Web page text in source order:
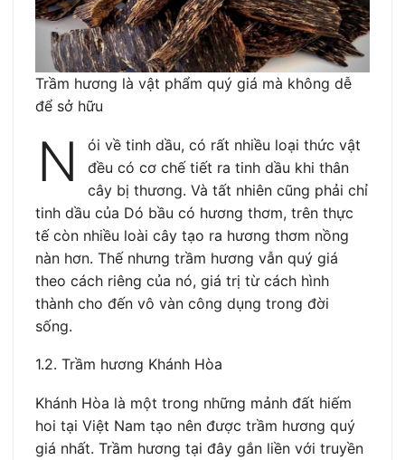
Trầm hương là vật phẩm quý giá mà không dễ
để sở hữu
N
ói về tinh dầu, có rất nhiều loại thức vật
đều có cơ chế tiết ra tinh dầu khi thân
cây bị thương. Và tất nhiên cũng phải chỉ
tinh dầu của Dó bầu có hương thơm, trên thực
tế còn nhiều loài cây tạo ra hương thơm nồng
nàn hơn. Thế nhưng trầm hương vẫn quý giá
theo cách riêng của nó, giá trị từ cách hình
thành cho đến vô vàn công dụng trong đời
sống.
1.2. Trầm hương Khánh Hòa
Khánh Hòa là một trong những mảnh đất hiếm
hoi tại Việt Nam tạo nên được trầm hương quý
giá nhất. Trầm hương tại đây gắn liền với truyền